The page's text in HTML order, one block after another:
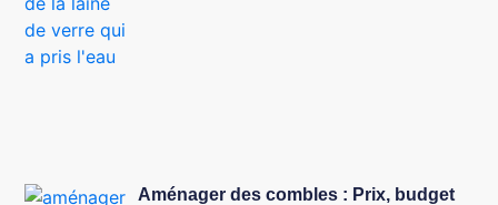
Aménager des combles : Prix, budget